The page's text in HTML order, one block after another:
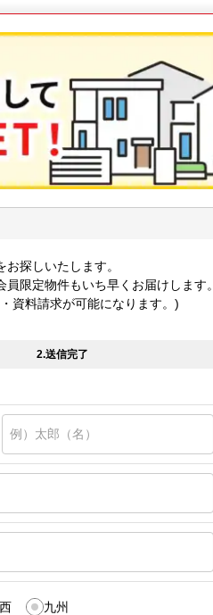
探しいたします。
限定物件もいち早くお届けします。
資料請求が可能になります。)
2.送信完了
九州